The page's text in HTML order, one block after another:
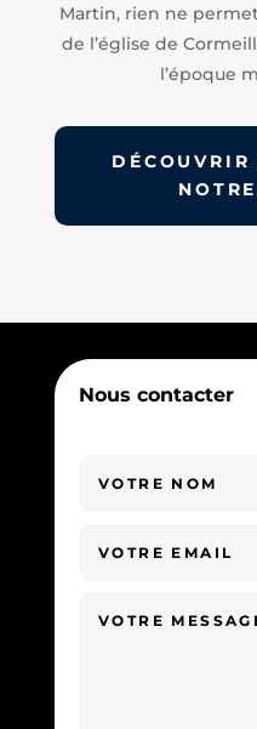
Martin, rien ne
de l’église de
l’époque
Nous contacter